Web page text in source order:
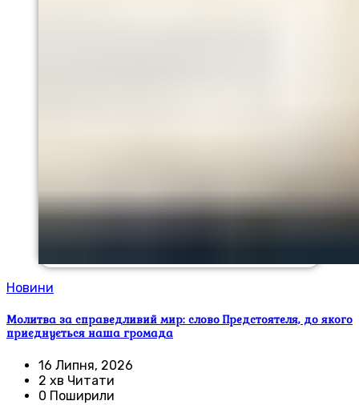
Новини
Молитва за справедливий мир: слово Предстоятеля, до якого
приєднується наша громада
16 Липня, 2026
2 хв Читати
0 Поширили